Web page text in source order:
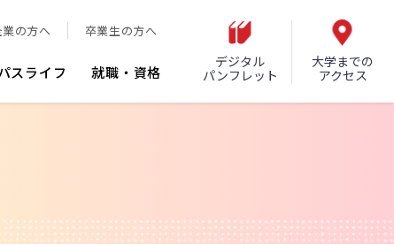
業の方へ 卒業生の方へ
スライフ 就職・資格
デジタル
パンフレット
大学までの
アクセス